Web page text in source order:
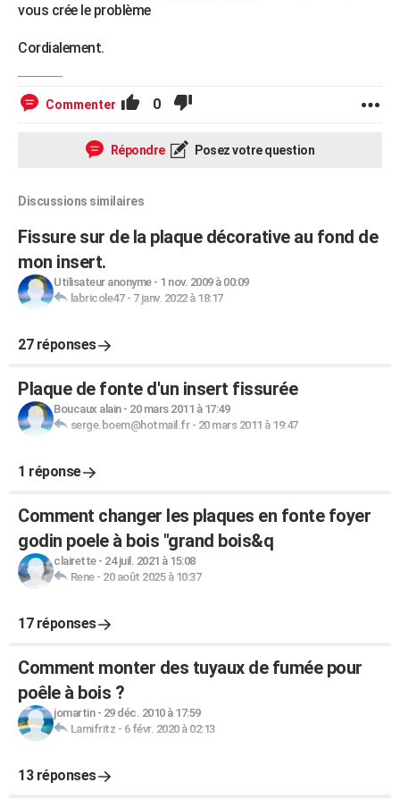
vous crée le problème
Cordialement.
Commenter 0
Répondre Posez votre question
Discussions similaires
Fissure sur de la plaque décorative au fond de
mon insert.
Utilisateur anonyme- 1 nov. 2009 à 00:09
labricole47- 7 janv. 2022 à 18:17
27 réponses
Plaque de fonte d'un insert fissurée
Boucaux alain- 20 mars 2011 à 17:49
serge.boem@hotmail.fr- 20 mars 2011 à 19:47
1 réponse
Comment changer les plaques en fonte foyer
godin poele à bois "grand bois&q
clairette- 24 juil. 2021 à 15:08
Rene- 20 août 2025 à 10:37
17 réponses
Comment monter des tuyaux de fumée pour
poêle à bois ?
jomartin- 29 déc. 2010 à 17:59
Lamifritz - 6 févr. 2020 à 02:13
13 réponses